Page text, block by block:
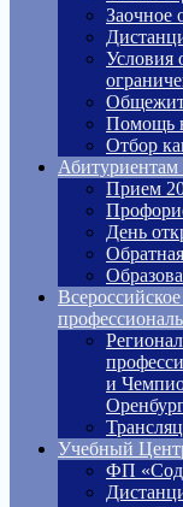
Заочное
Условия
Помощь
Отбор
Абитуриентам
Прием
День
и
Учебный
ФП